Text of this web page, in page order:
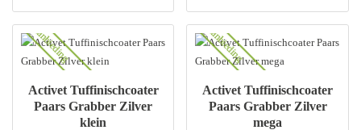
Aanbieding
Activet Tuffinischcoater
Paars Grabber Zilver
klein
Aanbieding
Activet Tuffinischcoater
Paars Grabber Zilver
mega